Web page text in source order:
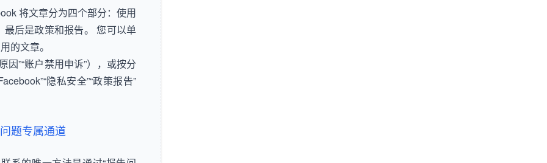
将文章分为四个部分：使用
后是政策和报告。 您可以单
的文章。
”“账户禁用申诉”），或按分
隐私安全”“政策报告”
题专属通道